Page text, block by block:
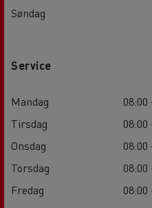
Søndag
Service
Mandag
08:00
Tirsdag
08:00
Onsdag
08:00
Torsdag
08:00
Fredag
08:00